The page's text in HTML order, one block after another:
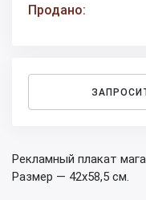
Продано:
Рекламный плакат
Размер — 42х58,5 см.